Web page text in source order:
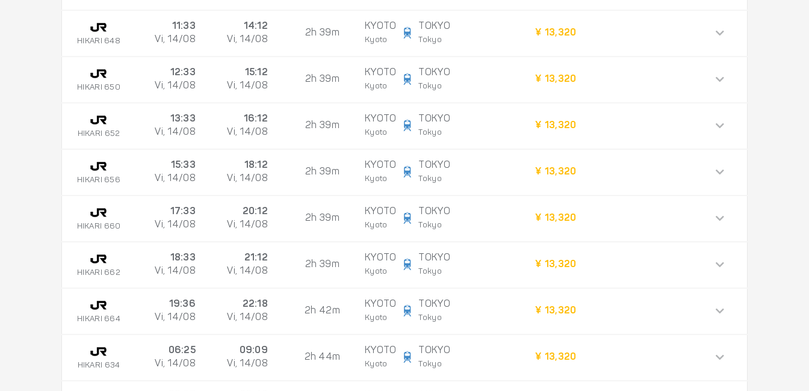
HIKARI 648
11:33
Vi, 14/08
14:12
Vi, 14/08
2h 39m
KYOTO
Kyoto
TOKYO
Tokyo
¥ 13,320
HIKARI 650
12:33
Vi, 14/08
15:12
Vi, 14/08
2h 39m
KYOTO
Kyoto
TOKYO
Tokyo
¥ 13,320
HIKARI 652
13:33
Vi, 14/08
16:12
Vi, 14/08
2h 39m
KYOTO
Kyoto
TOKYO
Tokyo
¥ 13,320
HIKARI 656
15:33
Vi, 14/08
18:12
Vi, 14/08
2h 39m
KYOTO
Kyoto
TOKYO
Tokyo
¥ 13,320
HIKARI 660
17:33
Vi, 14/08
20:12
Vi, 14/08
2h 39m
KYOTO
Kyoto
TOKYO
Tokyo
¥ 13,320
HIKARI 662
18:33
Vi, 14/08
21:12
Vi, 14/08
2h 39m
KYOTO
Kyoto
TOKYO
Tokyo
¥ 13,320
HIKARI 664
19:36
Vi, 14/08
22:18
Vi, 14/08
2h 42m
KYOTO
Kyoto
TOKYO
Tokyo
¥ 13,320
HIKARI 634
06:25
Vi, 14/08
09:09
Vi, 14/08
2h 44m
KYOTO
Kyoto
TOKYO
Tokyo
¥ 13,320